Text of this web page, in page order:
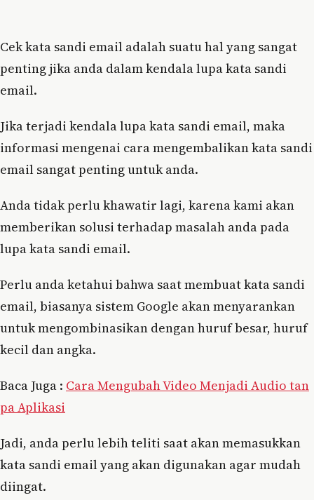
Cek kata sandi email adalah suatu hal yang sangat
penting jika anda dalam kendala lupa kata sandi
email.
Jika terjadi kendala lupa kata sandi email, maka
informasi mengenai cara mengembalikan kata sandi
email sangat penting untuk anda.
Anda tidak perlu khawatir lagi, karena kami akan
memberikan solusi terhadap masalah anda pada
lupa kata sandi email.
Perlu anda ketahui bahwa saat membuat kata sandi
email, biasanya sistem Google akan menyarankan
untuk mengombinasikan dengan huruf besar, huruf
kecil dan angka.
Baca Juga : Cara Mengubah Video Menjadi Audio tan
pa Aplikasi
Jadi, anda perlu lebih teliti saat akan memasukkan
kata sandi email yang akan digunakan agar mudah
diingat.